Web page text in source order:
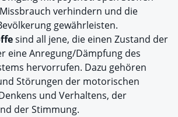
verhindern und die
gewährleisten.
sind all jene, die einen Zustand der
eine Anregung/Dämpfung des
hervorrufen. Dazu gehören
Störungen der motorischen
und Verhaltens, der
der Stimmung.